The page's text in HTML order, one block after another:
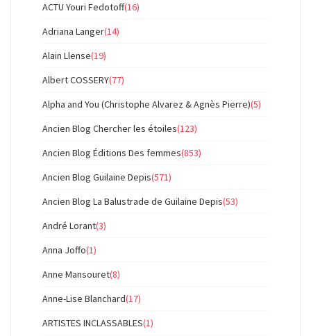
ACTU Youri Fedotoff(16)
Adriana Langer(14)
Alain Llense(19)
Albert COSSERY(77)
Alpha and You (Christophe Alvarez & Agnès Pierre)(5)
Ancien Blog Chercher les étoiles(123)
Ancien Blog Éditions Des femmes(853)
Ancien Blog Guilaine Depis(571)
Ancien Blog La Balustrade de Guilaine Depis(53)
André Lorant(3)
Anna Joffo(1)
Anne Mansouret(8)
Anne-Lise Blanchard(17)
ARTISTES INCLASSABLES(1)